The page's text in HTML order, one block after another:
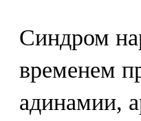
Синдром
временем
адинамии,